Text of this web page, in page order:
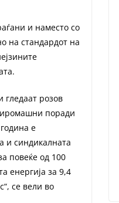
и наместо со
на стандардот на
розов
поради
е
и синдикалната
повеќе од 100
енергија за 9,4
се вели во